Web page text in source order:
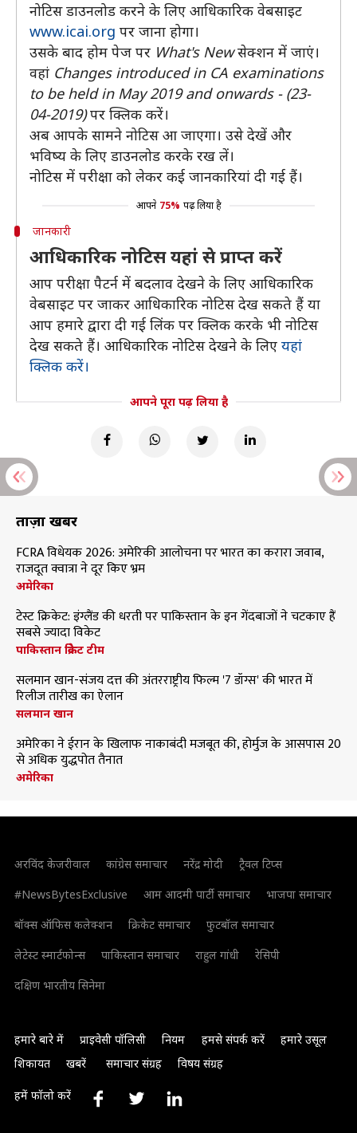
नोटिस डाउनलोड करने के लिए आधिकारिक वेबसाइट
www.icai.org पर जाना होगा।
उसके बाद होम पेज पर What's Newसेक्शन में जाएं।
वहां Changes introduced in CA examinations
to be held in May 2019 and onwards - (23-
04-2019)पर क्लिक करें।
अब आपके सामने नोटिस आ जाएगा। उसे देखें और
भविष्य के लिए डाउनलोड करके रख लें।
नोटिस में परीक्षा को लेकर कई जानकारियां दी गई हैं।
आपने 75% पढ़ लिया है
जानकारी
आधिकारिक नोटिस यहां से प्राप्त करें
आप परीक्षा पैटर्न में बदलाव देखने के लिए आधिकारिक
वेबसाइट पर जाकर आधिकारिक नोटिस देख सकते हैं या
आप हमारे द्वारा दी गई लिंक पर क्लिक करके भी नोटिस
देख सकते हैं। आधिकारिक नोटिस देखने के लिए यहां
क्लिक करें।
आपने पूरा पढ़ लिया है
ताज़ा खबरें
FCRA विधेयक 2026: अमेरिकी आलोचना पर भारत का करारा जवाब,
राजदूत क्वात्रा ने दूर किए भ्रम
अमेरिका
टेस्ट क्रिकेट: इंग्लैंड की धरती पर पाकिस्तान के इन गेंदबाजों ने चटकाए हैं
सबसे ज्यादा विकेट
पाकिस्तान क्रिकेट टीम
सलमान खान-संजय दत्त की अंतरराष्ट्रीय फिल्म '7 डॉग्स' की भारत में
रिलीज तारीख का ऐलान
सलमान खान
अमेरिका ने ईरान के खिलाफ नाकाबंदी मजबूत की, होर्मुज के आसपास 20
से अधिक युद्धपोत तैनात
अमेरिका
अरविंद केजरीवाल कांग्रेस समाचार नरेंद्र मोदी
ट्रैवल टिप्स
#NewsBytesExclusive
आम आदमी पार्टी समाचार
भाजपा समाचार
बॉक्स ऑफिस कलेक्शन
क्रिकेट समाचार
फुटबॉल समाचार
लेटेस्ट स्मार्टफोन्स
पाकिस्तान समाचार राहुल गांधी
रेसिपी
दक्षिण भारतीय सिनेमा
हमारे बारे में प्राइवेसी पॉलिसी नियम हमसे संपर्क करें
हमारे उसूल
शिकायत
खबरें समाचार संग्रह विषय संग्रह
हमें फॉलो करें